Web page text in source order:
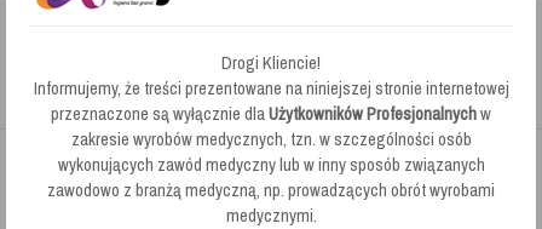
ROYAL Bruker RO-219 Neutralny preparat
do czyszczenia kostki brukowej
Drogi Kliencie!
Informujemy, że treści prezentowane na niniejszej stronie internetowej
przeznaczone są wyłącznie dlaUżytkowników Profesjonalnychw
zakresie wyrobów medycznych, tzn. w szczególności osób
wykonujących zawód medyczny lub w inny sposób związanych
zawodowo z branżą medyczną, np. prowadzących obrót wyrobami
medycznymi.